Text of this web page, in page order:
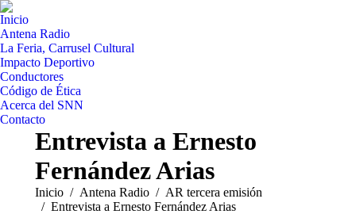
Inicio
Antena Radio
La Feria, Carrusel Cultural
Impacto Deportivo
Conductores
Código de Ética
Acerca del SNN
Contacto
Entrevista a Ernesto
Fernández Arias
Estás aquí:
Inicio Antena Radio
AR tercera emisión
Entrevista a Ernesto Fernández Arias